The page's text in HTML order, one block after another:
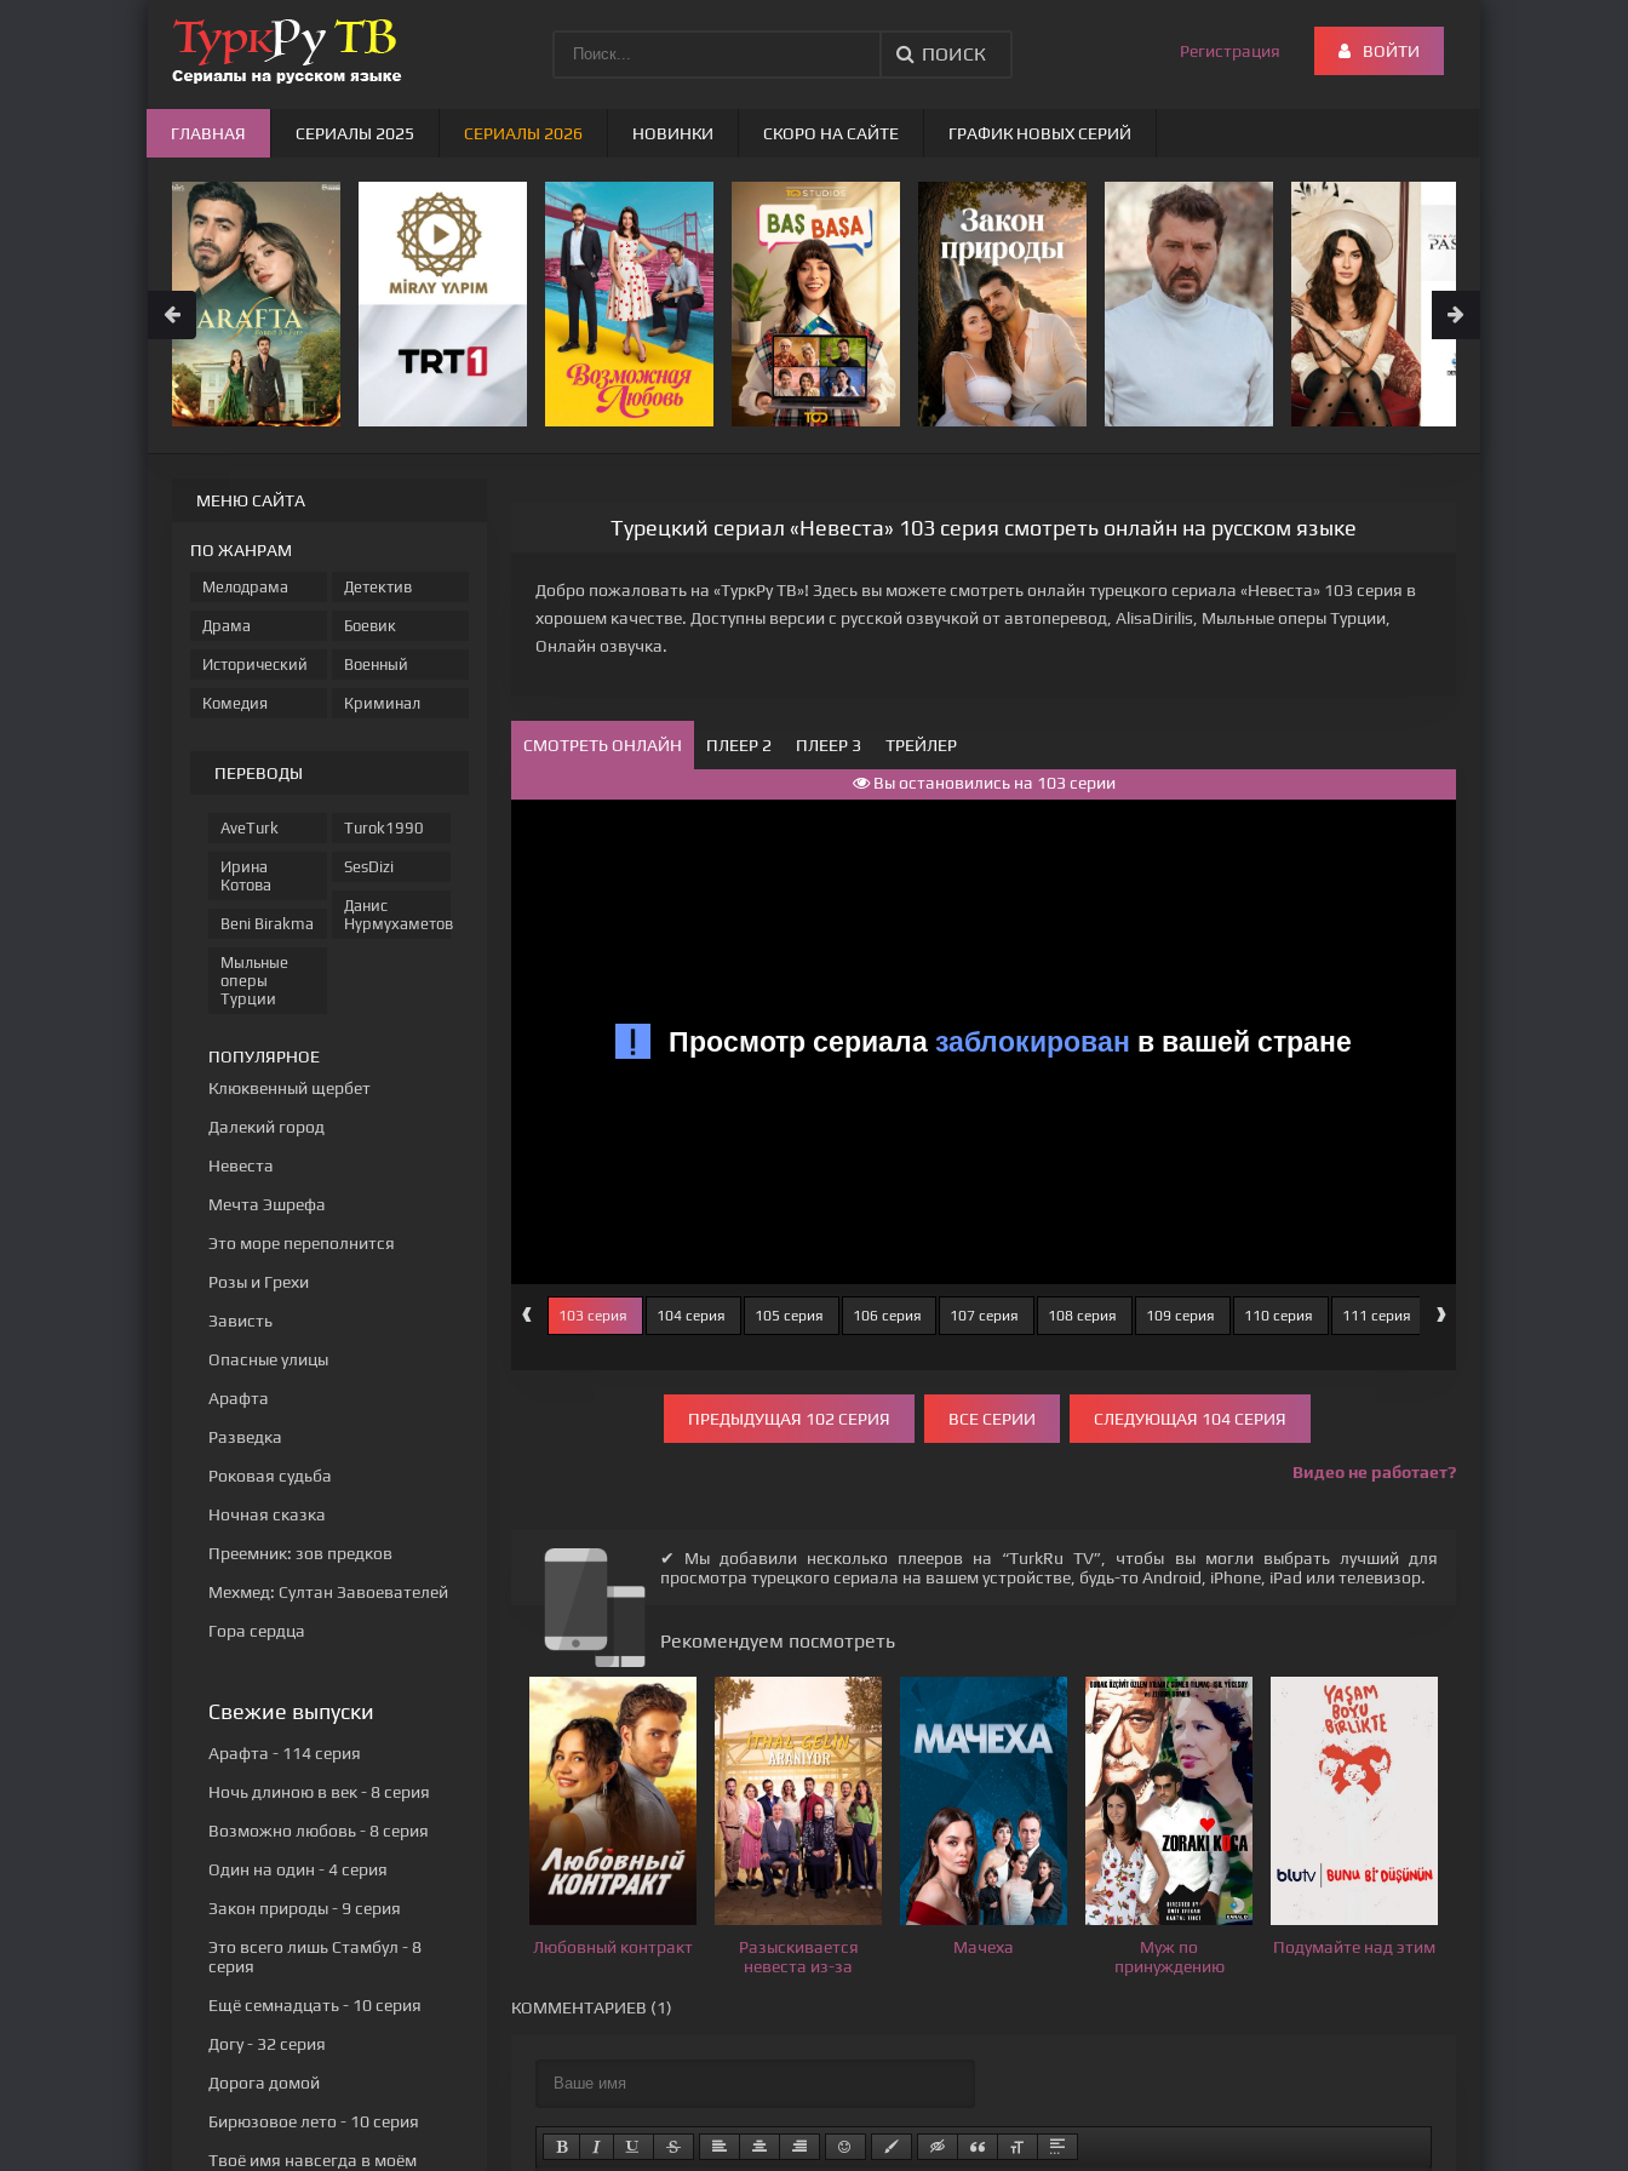
Турецкий сериал «Невеста» 103 серия смотреть онлайн на русском языке
Добро пожаловать на «ТуркРу ТВ»! Здесь вы можете смотреть онлайн турецкого сериала «Невеста» 103 серия в
хорошем качестве. Доступны версии с русской озвучкой от автоперевод, AlisaDirilis, Мыльные оперы Турции,
Онлайн озвучка.
СМОТРЕТЬ ОНЛАЙН ПЛЕЕР 2 ПЛЕЕР 3
ТРЕЙЛЕР
Вы остановились на 103 серии
‹
99 серия 100 серия 102 серия 103 серия 104 серия 105 серия 106 серия 107 серия 108 серия 109 серия 110 серия 111 серия 112 серия
›
ПРЕДЫДУЩАЯ 102 СЕРИЯ ВСЕ СЕРИИ СЛЕДУЮЩАЯ 104 СЕРИЯ
Видео не работает?
✔ Мы добавили несколько плееров на “TurkRu TV”, чтобы вы могли выбрать лучший для
просмотра турецкого сериала на вашем устройстве, будь-то Android, iPhone, iPad или телевизор.
Рекомендуем посмотреть
Любовный контракт
Разыскивается
невеста из-за
Мачеха
Муж по
принуждению
Подумайте над этим
КОММЕНТАРИЕВ (1)
МЕНЮ САЙТА
ПО ЖАНРАМ
Мелодрама
Драма
Исторический
Комедия
Детектив
Боевик
Военный
Криминал
ПЕРЕВОДЫ
AveTurk
Ирина
Котова
Beni Birakma
Мыльные
оперы
Турции
Turok1990
SesDizi
Данис
Нурмухаметов
ПОПУЛЯРНОЕ
Клюквенный щербет
Далекий город
Невеста
Мечта Эшрефа
Это море переполнится
Розы и Грехи
Зависть
Опасные улицы
Арафта
Разведка
Роковая судьба
Ночная сказка
Преемник: зов предков
Мехмед: Султан Завоевателей
Гора сердца
Свежие выпуски
Арафта - 114 серия
Ночь длиною в век- 8 серия
Возможно любовь- 8 серия
Один на один - 4 серия
Закон природы- 9 серия
Это всего лишь Стамбул - 8
серия
Ещё семнадцать- 10 серия
Догу- 32 серия
Дорога домой
Бирюзовое лето - 10 серия
Твоё имя навсегда в моём
ПОИСК Регистрация ВОЙТИ
ГЛАВНАЯ СЕРИАЛЫ 2025 СЕРИАЛЫ 2026 НОВИНКИ СКОРО НА САЙТЕ ГРАФИК НОВЫХ СЕРИЙ